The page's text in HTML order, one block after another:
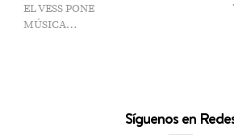
EL VESS PONE
MÚSICA…
Síguenos en